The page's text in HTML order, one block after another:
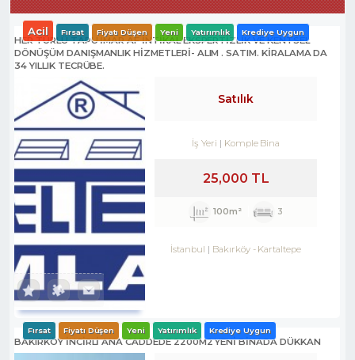
HER TÜRLÜ TAPU İMAR AF İNTİKAL EKSPERTİZLİK VE KENTSEL
DÖNÜŞÜM DANIŞMANLIK HİZMETLERİ- ALIM . SATIM. KİRALAMA DA
34 YILLIK TECRÜBE.
Acil Fırsat Fiyatı Düşen Yeni Yatırımlık Krediye Uygun
Satılık
İş Yeri Komple Bina
25,000 TL
100m² 3
İstanbul Bakırköy- Kartaltepe
BAKIRKÖY İNCİRLİ ANA CADDEDE 2200M2 YENİ BİNADA DÜKKAN
Fırsat Fiyatı Düşen Yeni Yatırımlık Krediye Uygun